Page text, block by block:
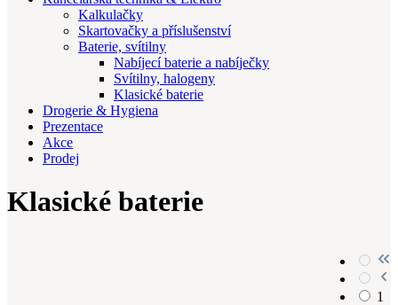
Kalkulačky
Skartovačky a příslušenství
Baterie, svítilny
Nabíjecí baterie a nabíječky
Svítilny, halogeny
Klasické baterie
Drogerie & Hygiena
Prezentace
Akce
Prodej
Klasické baterie
1